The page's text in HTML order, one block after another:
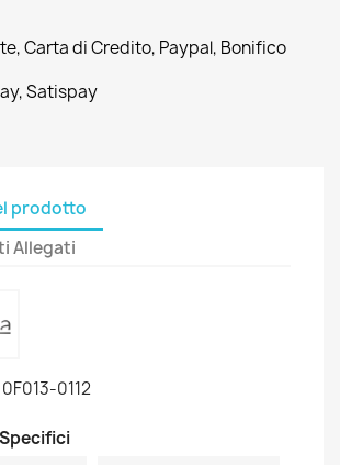
Carta di Credito, Paypal, Bonifico
Satispay
prodotto
Allegati
0F013-0112